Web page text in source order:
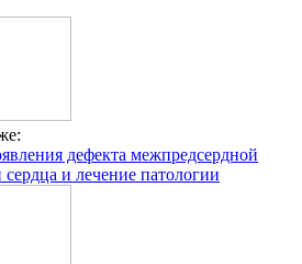
дефекта межпредсердной
сердца и лечение патологии